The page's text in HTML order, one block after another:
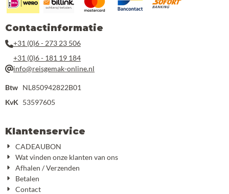
Contactinformatie
+31 (0)6 - 273 23 506
+31 (0)6 - 181 19 184
info@reisgemak-online.nl
Btw NL850942822B01
KvK 53597605
Klantenservice
CADEAUBON
Wat vinden onze klanten van ons
Afhalen / Verzenden
Betalen
Contact